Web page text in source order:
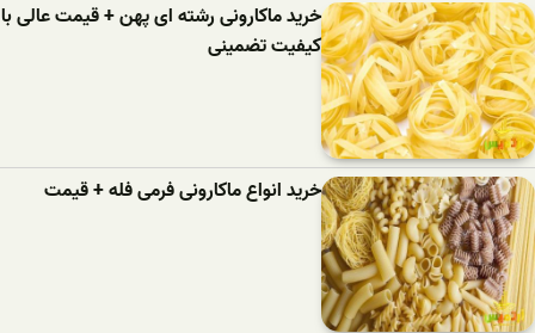
خرید ماکارونی رشته ای پهن + قیمت عالی با
کیفیت تضمینی
خرید انواع ماکارونی فرمی فله + قیمت